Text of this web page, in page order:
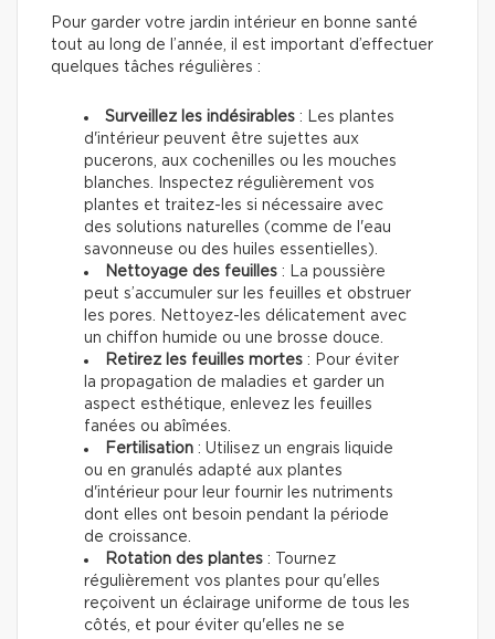
Pour garder votre jardin intérieur en bonne santé
tout au long de l’année, il est important d’effectuer
quelques tâches régulières :
Surveillez les indésirables : Les plantes
d'intérieur peuvent être sujettes aux
pucerons, aux cochenilles ou les mouches
blanches. Inspectez régulièrement vos
plantes et traitez-les si nécessaire avec
des solutions naturelles (comme de l'eau
savonneuse ou des huiles essentielles).
Nettoyage des feuilles : La poussière
peut s’accumuler sur les feuilles et obstruer
les pores. Nettoyez-les délicatement avec
un chiffon humide ou une brosse douce.
Retirez les feuilles mortes : Pour éviter
la propagation de maladies et garder un
aspect esthétique, enlevez les feuilles
fanées ou abîmées.
Fertilisation : Utilisez un engrais liquide
ou en granulés adapté aux plantes
d'intérieur pour leur fournir les nutriments
dont elles ont besoin pendant la période
de croissance.
Rotation des plantes : Tournez
régulièrement vos plantes pour qu'elles
reçoivent un éclairage uniforme de tous les
côtés, et pour éviter qu'elles ne se